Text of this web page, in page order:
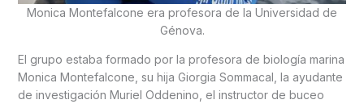
Monica Montefalcone era profesora de la Universidad de
Génova.
El grupo estaba formado por la profesora de biología marina
Monica Montefalcone, su hija Giorgia Sommacal, la ayudante
de investigación Muriel Oddenino, el instructor de buceo